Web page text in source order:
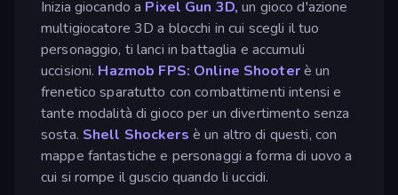
Inizia giocando a Pixel Gun 3D, un gioco d'azione
multigiocatore 3D a blocchi in cui scegli il tuo
personaggio, ti lanci in battaglia e accumuli
uccisioni. Hazmob FPS: Online Shooterè un
frenetico sparatutto con combattimenti intensi e
tante modalità di gioco per un divertimento senza
sosta. Shell Shockers è un altro di questi, con
mappe fantastiche e personaggi a forma di uovo a
cui si rompe il guscio quando li uccidi.